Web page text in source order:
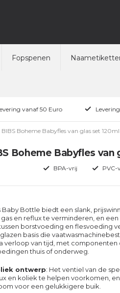
Fopspenen
vanaf 50 Euro
BIBS Boheme Babyfles van glas set
Boheme Babyfles van
BPA-vrij PVC-
Baby Bottle biedt een slank,
en reflux te verminderen, en
borstvoeding en flesvoeding
basis die
verloop van tijd, met componenten
thuis of onderweg.
ontwerp: Het ventiel van de
en koliek te helpen voorkomen,
voor een gelukkigere buik.